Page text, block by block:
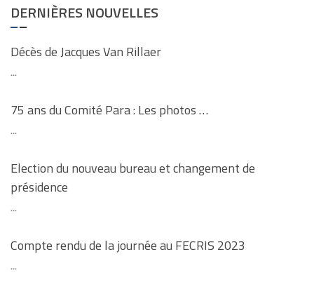
DERNIÈRES NOUVELLES
Décès de Jacques Van Rillaer
...
75 ans du Comité Para : Les photos …
...
Election du nouveau bureau et changement de
présidence
...
Compte rendu de la journée au FECRIS 2023
...